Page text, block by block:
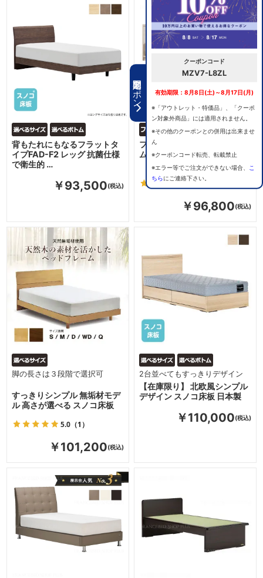
期間限定クーポン
クーポンコード
MZV7-L8ZL
有効期限：8月8日(土)～8月17日(月)
※「アウトレット・特価品」、「クーポ
ン対象外商品」には適用されません。
※その他のクーポンとの併用は出来ませ
ん
※クーポンコード転売、転載禁止
※エラー等でご注文ができない場合、
こ
ちらにご連絡下さい。
背もたれにもなるフラットタ
イプFAD-F2 レッグ 抗菌仕様
で衛生的 …
￥93,500
フランスベッド ベッドフレー
ム ポメロ01F
5.0 （1）
￥96,800
すっきりシンプル 無垢材モデ
ル 高さが選べる スノコ床板
5.0 （1）
脚の長さは３段階で選択可
￥101,200
【在庫限り】 北欧風シンプル
デザイン スノコ床板 日本製
2台並べてもすっきりデザイン
￥110,000